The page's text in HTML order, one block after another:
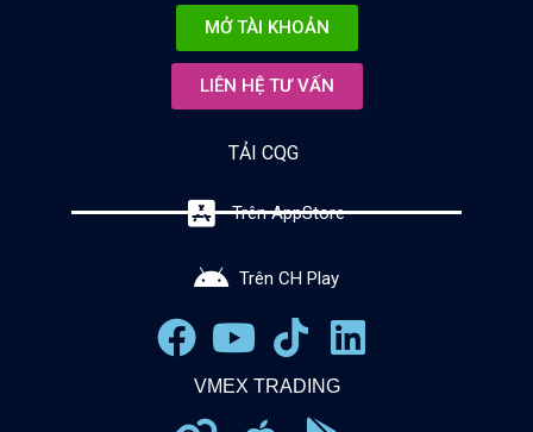
MỞ TÀI KHOẢN
LIÊN HỆ TƯ VẤN
TẢI CQG
Trên AppStore
Trên CH Play
VMEX TRADING